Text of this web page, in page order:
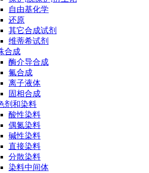
自由基化学
还原
其它合成试剂
维蒂希试剂
合成
酶介导合成
氟合成
离子液体
固相合成
剂和染料
酸性染料
偶氮染料
碱性染料
直接染料
分散染料
染料中间体